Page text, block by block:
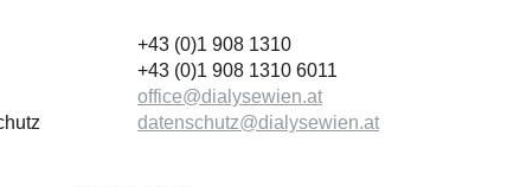
+43 (0)1 908 1310
+43 (0)1 908 1310 6011
office@dialysewien.at
datenschutz@dialysewien.at